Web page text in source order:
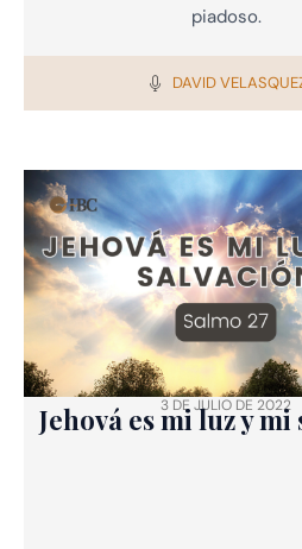
piadoso.
DAVID
3 DE JULIO DE 2022
Jehová es mi luz y